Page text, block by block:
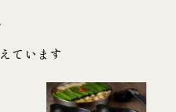
ています